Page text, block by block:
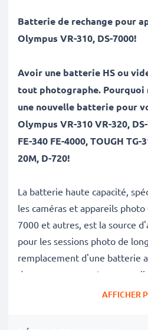
Batterie de rechange pour
Olympus VR-310, DS-7000!
Avoir une batterie HS ou
tout photographe. Pourquoi
une nouvelle batterie pour
Olympus VR-310 VR-320,
FE-340 FE-4000, TOUGH TG-
20M, D-720!
La batterie haute capacité,
les caméras et appareils photo
7000 et autres, est la source
pour les sessions photo de
remplacement d'une batterie
de secours pour votre
AFFICHER